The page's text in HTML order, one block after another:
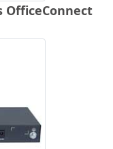
OfficeConnect